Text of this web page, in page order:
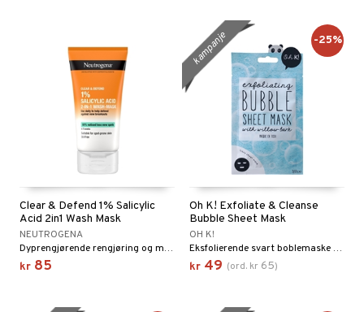
Clear & Defend 1% Salicylic
Acid 2in1 Wash Mask
NEUTROGENA
Dyprengjørende rengjøring og maske i ett fra Neutrogena
kr 85
Oh K! Exfoliate & Cleanse
Bubble Sheet Mask
OH K!
Eksfolierende svart boblemaske for dyp rensing av huden fra koreansk OH K!
kr 49 (ord. kr 65)
kampanje -25%